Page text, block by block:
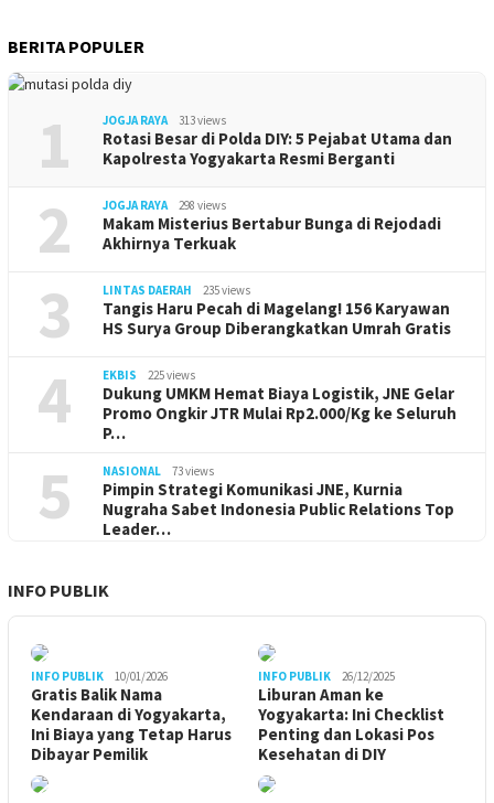
BERITA POPULER
1 JOGJA RAYA 313 views
Rotasi Besar di Polda DIY: 5 Pejabat Utama dan
Kapolresta Yogyakarta Resmi Berganti
2 JOGJA RAYA 298 views
Makam Misterius Bertabur Bunga di Rejodadi
Akhirnya Terkuak
3 LINTAS DAERAH 235 views
Tangis Haru Pecah di Magelang! 156 Karyawan
HS Surya Group Diberangkatkan Umrah Gratis
4 EKBIS 225 views
Dukung UMKM Hemat Biaya Logistik, JNE Gelar
Promo Ongkir JTR Mulai Rp2.000/Kg ke Seluruh
P…
5 NASIONAL 73 views
Pimpin Strategi Komunikasi JNE, Kurnia
Nugraha Sabet Indonesia Public Relations Top
Leader…
INFO PUBLIK
INFO PUBLIK 10/01/2026
Gratis Balik Nama
Kendaraan di Yogyakarta,
Ini Biaya yang Tetap Harus
Dibayar Pemilik
INFO PUBLIK 26/12/2025
Liburan Aman ke
Yogyakarta: Ini Checklist
Penting dan Lokasi Pos
Kesehatan di DIY